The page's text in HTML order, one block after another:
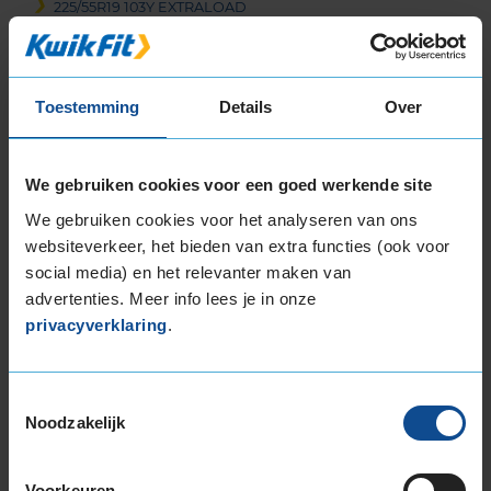
Toestemming Details Over
We gebruiken cookies voor een goed werkende site
We gebruiken cookies voor het analyseren van ons
websiteverkeer, het bieden van extra functies (ook voor
social media) en het relevanter maken van
advertenties. Meer info lees je in onze
privacyverklaring.
Noodzakelijk
225/55R19 103Y EXTRALOAD
225/55R19 103Y EXTRALOAD
235/35R19 91Y EXTRALOAD
235/40R19 96W EXTRALOAD
235/45R19 95W
235/45R19 99Y EXTRALOAD
235/50R19 103W EXTRALOAD
235/55R19 101T
235/55R19 101T